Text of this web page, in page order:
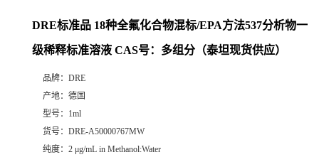
DRE标准品 18种全氟化合物混标/EPA方法537分析物一
级稀释标准溶液 CAS号：多组分（泰坦现货供应）
品牌： DRE
产地： 德国
型号： 1ml
货号： DRE-A50000767MW
纯度： 2 μg/mL in Methanol:Water